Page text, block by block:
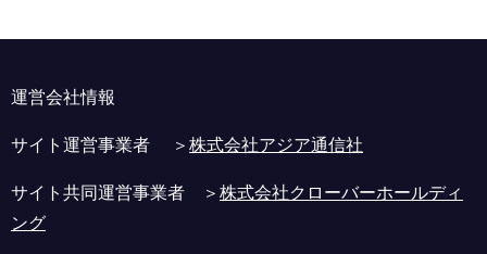
運営会社情報
サイト運営事業者 ＞株式会社アジア通信社
サイト共同運営事業者 ＞株式会社クローバーホールディ
ング